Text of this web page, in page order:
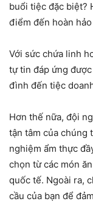
buổi tiệc đặc biệt?
điểm đến hoàn
Với sức chứa linh
tự tin đáp ứng
đình đến tiệc
Hơn thế nữa, đội
tận tâm của chúng
nghiệm ẩm thực
chọn từ các món
quốc tế. Ngoài ra,
cầu của bạn để